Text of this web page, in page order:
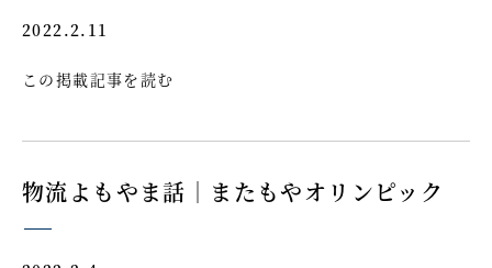
2022.2.11
この掲載記事を読む
物流よもやま話｜またもやオリンピック